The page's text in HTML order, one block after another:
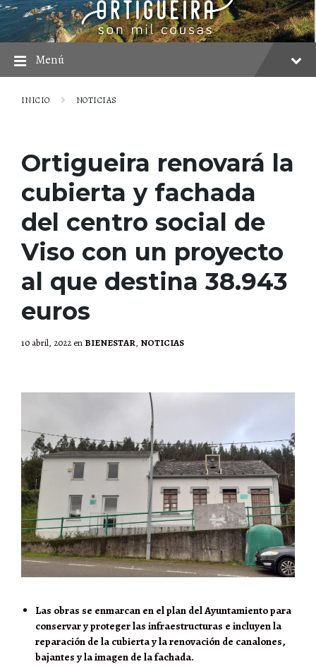
saltar
al
contenido
Saltar
a
la
navegación
principal
Saltar
al
pie
Menú
INICIO NOTICIAS
Ortigueira renovará la
cubierta y fachada
del centro social de
Viso con un proyecto
al que destina 38.943
euros
10 abril, 2022 en BIENESTAR, NOTICIAS
Las obras se enmarcan en el plan del Ayuntamiento para
conservar y proteger las infraestructuras e incluyen la
reparación de la cubierta y la renovación de canalones,
bajantes y la imagen de la fachada.